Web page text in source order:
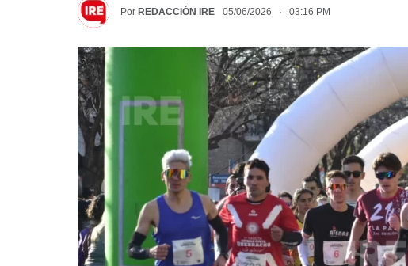
Por REDACCIÓN IRE 05/06/2026 · 03:16 PM